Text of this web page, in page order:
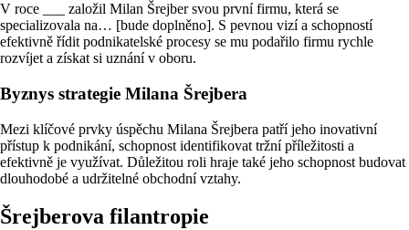
V roce ___ založil Milan Šrejber svou první firmu, která se
specializovala na… [bude doplněno]. S pevnou vizí a schopností
efektivně řídit podnikatelské procesy se mu podařilo firmu rychle
rozvíjet a získat si uznání v oboru.
Byznys strategie Milana Šrejbera
Mezi klíčové prvky úspěchu Milana Šrejbera patří jeho inovativní
přístup k podnikání, schopnost identifikovat tržní příležitosti a
efektivně je využívat. Důležitou roli hraje také jeho schopnost budovat
dlouhodobé a udržitelné obchodní vztahy.
Šrejberova filantropie